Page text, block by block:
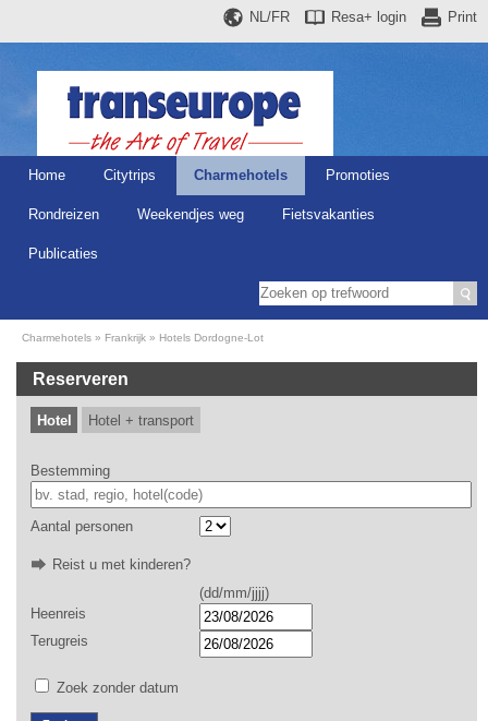
Print
Resa+ login
NL/FR
Home Citytrips Charmehotels Promoties
Rondreizen Weekendjes weg Fietsvakanties
Publicaties
Charmehotels Frankrijk Hotels Dordogne-Lot
Reserveren
Hotel Hotel + transport
Bestemming
Aantal personen
Reist u met kinderen?
(dd/mm/jjjj)
Heenreis
Terugreis
Zoek zonder datum